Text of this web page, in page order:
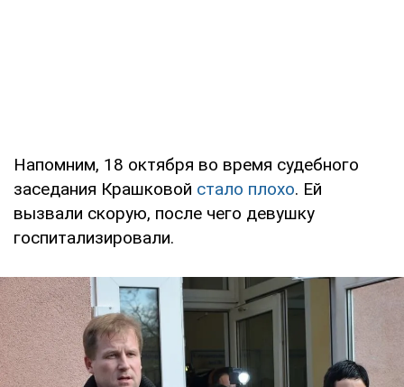
Напомним, 18 октября во время судебного
заседания Крашковой стало плохо. Ей
вызвали скорую, после чего девушку
госпитализировали.